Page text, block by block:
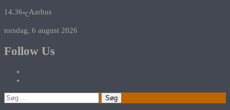
14.36℃Aarhus
torsdag, 6 august 2026
Follow Us
Søg
efter: